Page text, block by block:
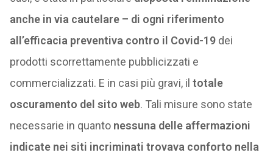
anche in via cautelare – di ogni riferimento
all’efficacia preventiva contro il Covid-19dei
prodotti scorrettamente pubblicizzati e
commercializzati. E in casi più gravi, il totale
oscuramento del sito web. Tali misure sono state
necessarie in quanto nessuna delle affermazioni
indicate nei siti incriminati trovava conforto nella